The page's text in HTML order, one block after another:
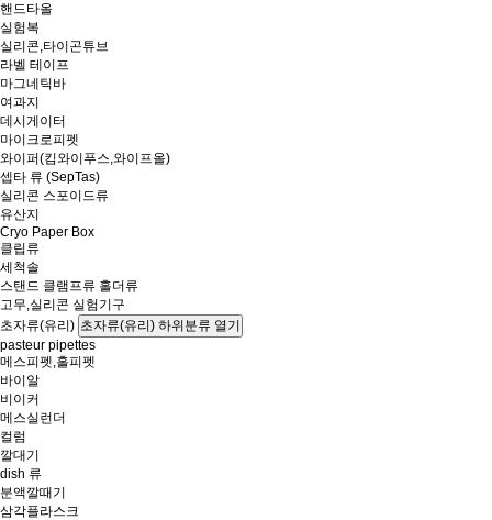
핸드타올
실험복
실리콘,타이곤튜브
라벨 테이프
마그네틱바
여과지
데시게이터
마이크로피펫
와이퍼(킴와이푸스,와이프올)
셉타 류 (SepTas)
실리콘 스포이드류
유산지
Cryo Paper Box
클립류
세척솔
스탠드 클램프류 홀더류
고무,실리콘 실험기구
초자류(유리) 초자류(유리) 하위분류 열기
pasteur pipettes
메스피펫,홀피펫
바이알
비이커
메스실런더
컬럼
깔대기
dish 류
분액깔때기
삼각플라스크